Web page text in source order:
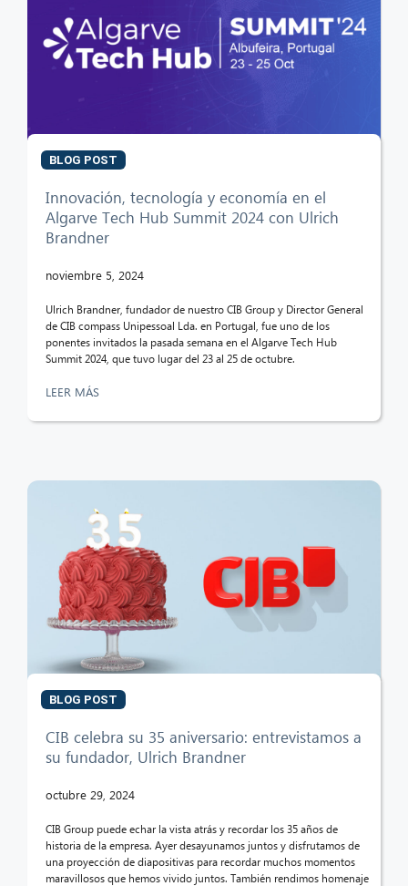
BLOG POST
Innovación, tecnología y economía en el
Algarve Tech Hub Summit 2024 con Ulrich
Brandner
noviembre 5, 2024
Ulrich Brandner, fundador de nuestro CIB Group y Director General
de CIB compass Unipessoal Lda. en Portugal, fue uno de los
ponentes invitados la pasada semana en el Algarve Tech Hub
Summit 2024, que tuvo lugar del 23 al 25 de octubre.
LEER MÁS
BLOG POST
CIB celebra su 35 aniversario: entrevistamos a
su fundador, Ulrich Brandner
octubre 29, 2024
CIB Group puede echar la vista atrás y recordar los 35 años de
historia de la empresa. Ayer desayunamos juntos y disfrutamos de
una proyección de diapositivas para recordar muchos momentos
maravillosos que hemos vivido juntos. También rendimos homenaje